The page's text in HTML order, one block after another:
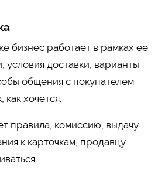
бизнес работает в рамках ее
условия доставки, варианты
общения с покупателем
как хочется.
правила, комиссию, выдачу
к карточкам, продавцу